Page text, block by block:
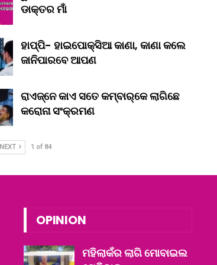
ଡାକ୍ତର ମାଁ
ହାପ୍ପି- ହାଇପୋକ୍ସିଆ କାଣା, କାଣା କଲେ
ଜାନିପାରବେ ଆପଣ
ରାଏଜ୍‌ନେ କାଏ ସତେ କମ୍‌ବାର୍‌କେ ଲାଗିଛେ
କରୋନା ସଂକ୍ରମଣ
NEXT 1 of 84
OPINION
ମହିଲାକଁର ଲାଗି ମୋବାଇଲ